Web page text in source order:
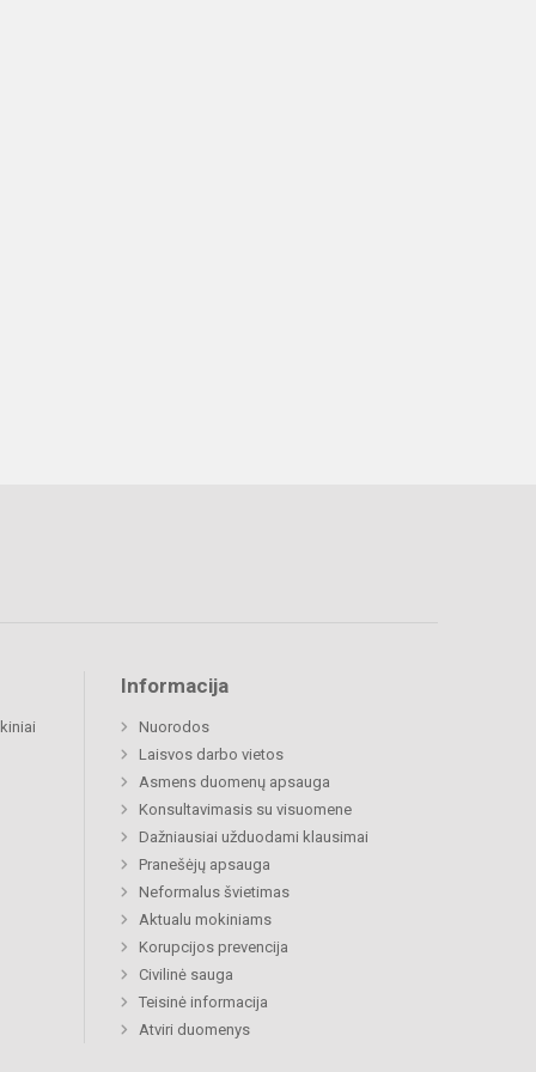
Informacija
Nuorodos
Laisvos darbo vietos
Asmens duomenų apsauga
Konsultavimasis su visuomene
Dažniausiai užduodami klausimai
Pranešėjų apsauga
Neformalus švietimas
Aktualu mokiniams
Korupcijos prevencija
Civilinė sauga
Teisinė informacija
Atviri duomenys